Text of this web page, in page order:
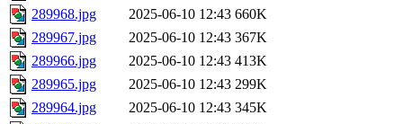
289968.jpg
2025-06-10 12:43 660K
289967.jpg
2025-06-10 12:43 367K
289966.jpg
2025-06-10 12:43 413K
289965.jpg
2025-06-10 12:43 299K
289964.jpg
2025-06-10 12:43 345K